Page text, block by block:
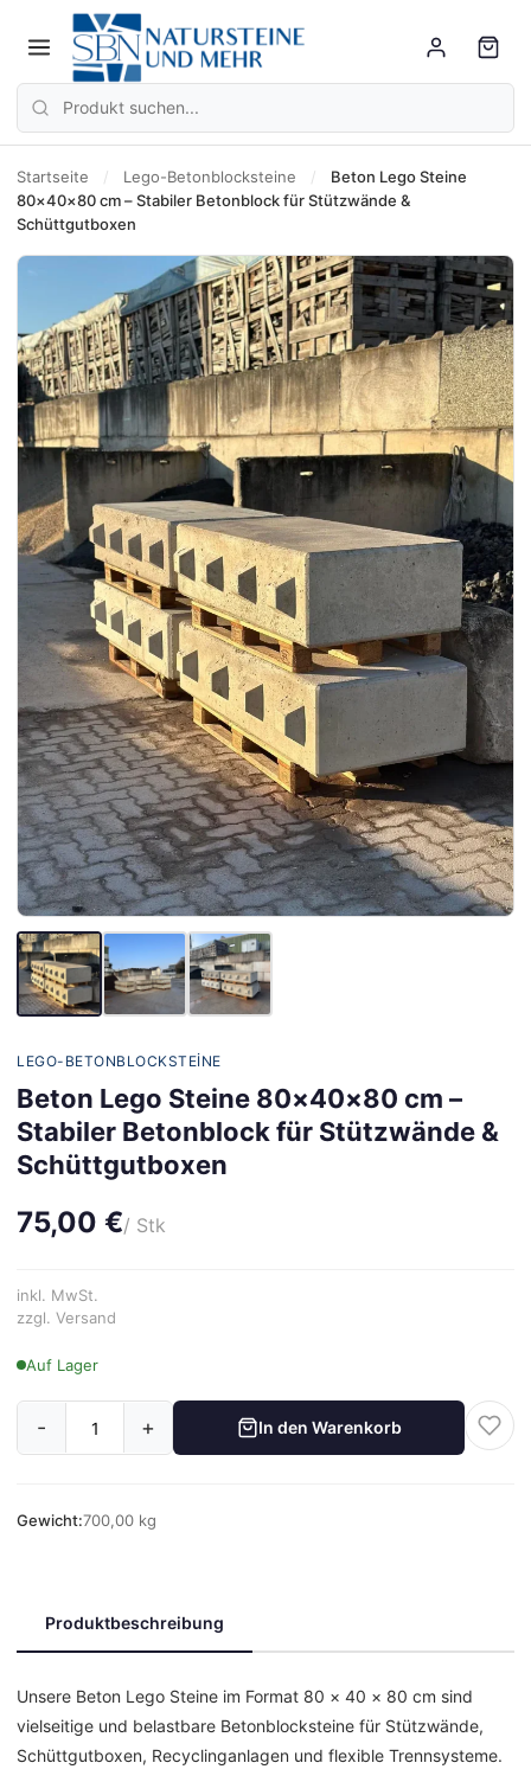
Startseite / Lego-Betonblocksteine /
Beton Lego Steine
80×40×80 cm – Stabiler Betonblock für Stützwände &
Schüttgutboxen
LEGO-BETONBLOCKSTEINE
Beton Lego Steine 80×40×80 cm –
Stabiler Betonblock für Stützwände &
Schüttgutboxen
75,00 €/ Stk
inkl. MwSt.
zzgl. Versand
Auf Lager
- + In den Warenkorb
Gewicht:700,00 kg
Produktbeschreibung
Unsere Beton Lego Steine im Format 80 × 40 × 80 cm sind
vielseitige und belastbare Betonblocksteine für Stützwände,
Schüttgutboxen, Recyclinganlagen und flexible Trennsysteme.